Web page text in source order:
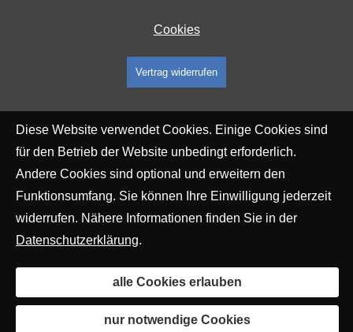
Cookies
Vertrag widerrufen
Diese Website verwendet Cookies. Einige Cookies sind
für den Betrieb der Website unbedingt erforderlich.
Andere Cookies sind optional und erweitern den
Funktionsumfang. Sie können Ihre Einwilligung jederzeit
widerrufen. Nähere Informationen finden Sie in der
Datenschutzerklärung.
alle Cookies erlauben
nur notwendige Cookies